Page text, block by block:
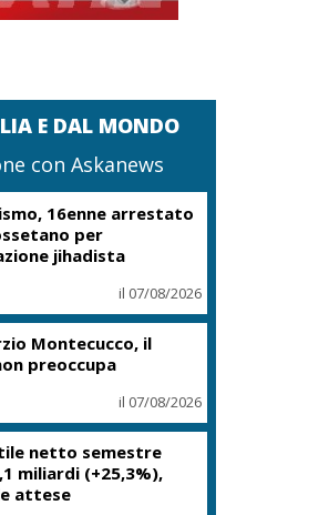
E DAL MONDO
con Askanews
16enne arrestato
per
jihadista
il 07/08/2026
Montecucco, il
preoccupa
il 07/08/2026
netto semestre
miliardi (+25,3%),
attese